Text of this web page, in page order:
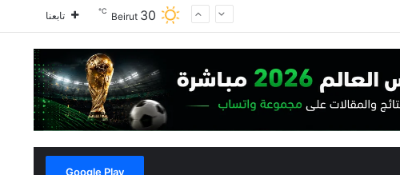
Beirut 30
℃ تابعنا
Google Play